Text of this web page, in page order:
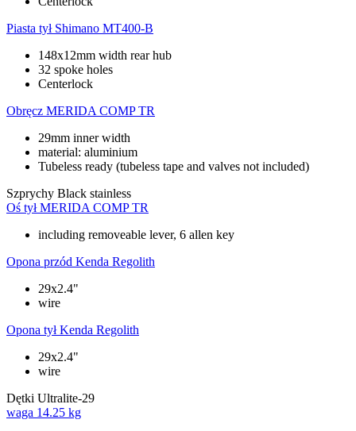
Piasta tył Shimano MT400-B
148x12mm width rear hub
32 spoke holes
Centerlock
Obręcz MERIDA COMP TR
29mm inner width
material: aluminium
Tubeless ready (tubeless tape and valves not included)
Szprychy Black stainless
Oś tył MERIDA COMP TR
including removeable lever, 6 allen key
Opona przód Kenda Regolith
29x2.4"
wire
Opona tył Kenda Regolith
29x2.4"
wire
Dętki Ultralite-29
waga 14.25 kg